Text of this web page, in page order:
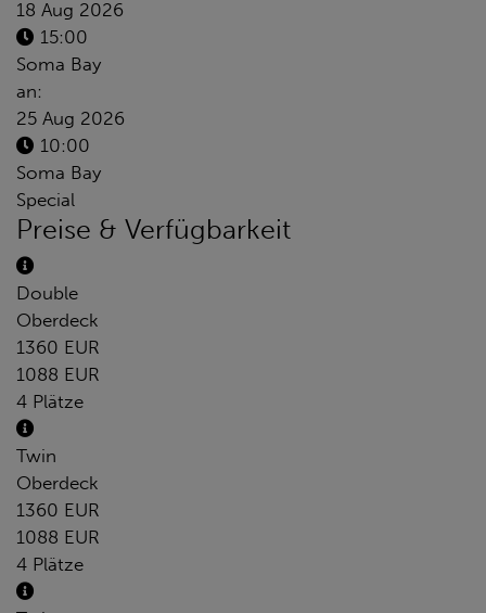
18 Aug 2026
15:00
Soma Bay
an:
25 Aug 2026
10:00
Soma Bay
Special
Preise & Verfügbarkeit
Double
Oberdeck
1360 EUR
1088 EUR
4 Plätze
Twin
Oberdeck
1360 EUR
1088 EUR
4 Plätze